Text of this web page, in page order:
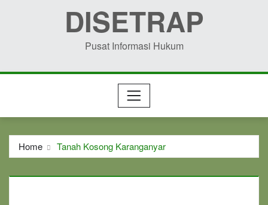
DISETRAP
Pusat Informasi Hukum
Home Tanah Kosong Karanganyar